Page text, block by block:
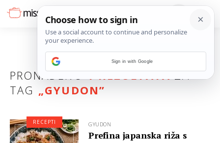
PRONAĐENO1 REZULTATAZA
TAG „GYUDON”
GYUDON
Prefina japanska riža s
RECEPTI
Sign in with Google